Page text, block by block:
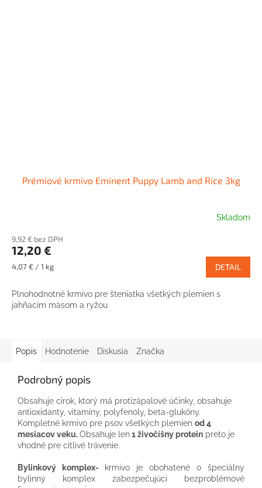
Prémiové krmivo Eminent Puppy Lamb and Rice 3kg
Skladom
9,92 € bez DPH
12,20 €
Jednotková
4,07 € / 1 kg DETAIL
Plnohodnotné krmivo pre šteniatka všetkých plemien s
jahňacím mäsom a ryžou
Popis Hodnotenie Diskusia Značka
Podrobný popis
Obsahuje cirok, ktorý má protizápalové účinky, obsahuje
antioxidanty, vitamíny, polyfenoly, beta-glukóny.
Kompletné krmivo pre psov všetkých plemien od 4
mesiacovveku.Obsahuje len1 živočíšny protein preto je
vhodné pre citlivé trávenie.
Bylinkový komplex-
krmivo je obohatené o špeciálny
bylinný komplex zabezpečujúci bezproblémové